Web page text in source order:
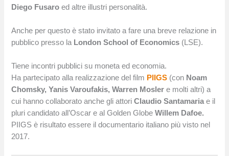
Diego Fusaro ed altre illustri personalità.
Anche per questo è stato invitato a fare una breve relazione in
pubblico presso la London School of Economics (LSE).
Tiene incontri pubblici su moneta ed economia.
Ha partecipato alla realizzazione del film PIIGS (con Noam
Chomsky, Yanis Varoufakis, Warren Mosler e molti altri) a
cui hanno collaborato anche gli attoriClaudio Santamariae il
pluri candidato all’Oscar e al Golden GlobeWillem Dafoe.
PIIGS è risultato essere il documentario italiano più visto nel
2017.